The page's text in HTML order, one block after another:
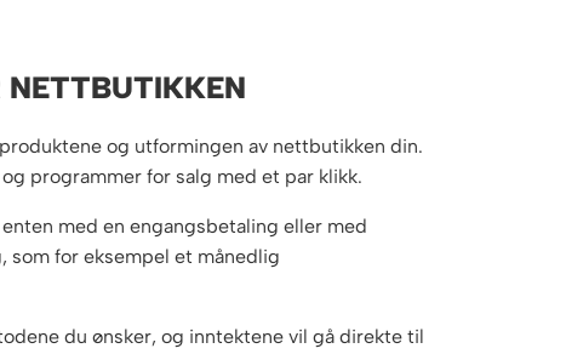
og utformingen av nettbutikken din.
programmer for salg med et par klikk.
med en engangsbetaling eller med
som for eksempel et månedlig
du ønsker, og inntektene vil gå direkte til